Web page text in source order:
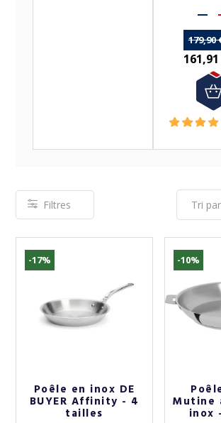
(10
179,90
Filtres
-17%
Poêle en inox DE
BUYER Affinity - 4
tailles
-10%
Mutine
inox